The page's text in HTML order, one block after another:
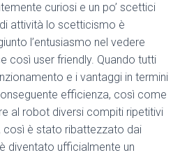
curiosi e un po’ scettici
attività lo scetticismo è
l’entusiasmo nel vedere
così user friendly. Quando tutti
e i vantaggi in termini
efficienza, così come
al robot diversi compiti ripetitivi
così è stato ribattezzato dai
diventato ufficialmente un